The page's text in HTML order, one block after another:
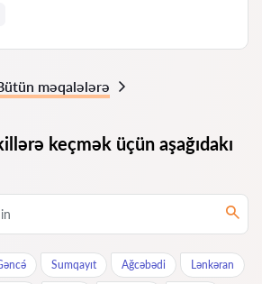
məqalələrə
keçmək üçün aşağıdakı
Sumqayıt Ağcəbədi Lənkəran